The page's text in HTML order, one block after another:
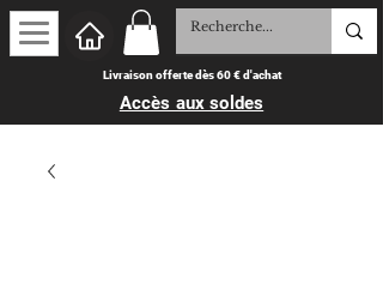
Livraison offerte dès 60 € d'achat
Accès aux soldes